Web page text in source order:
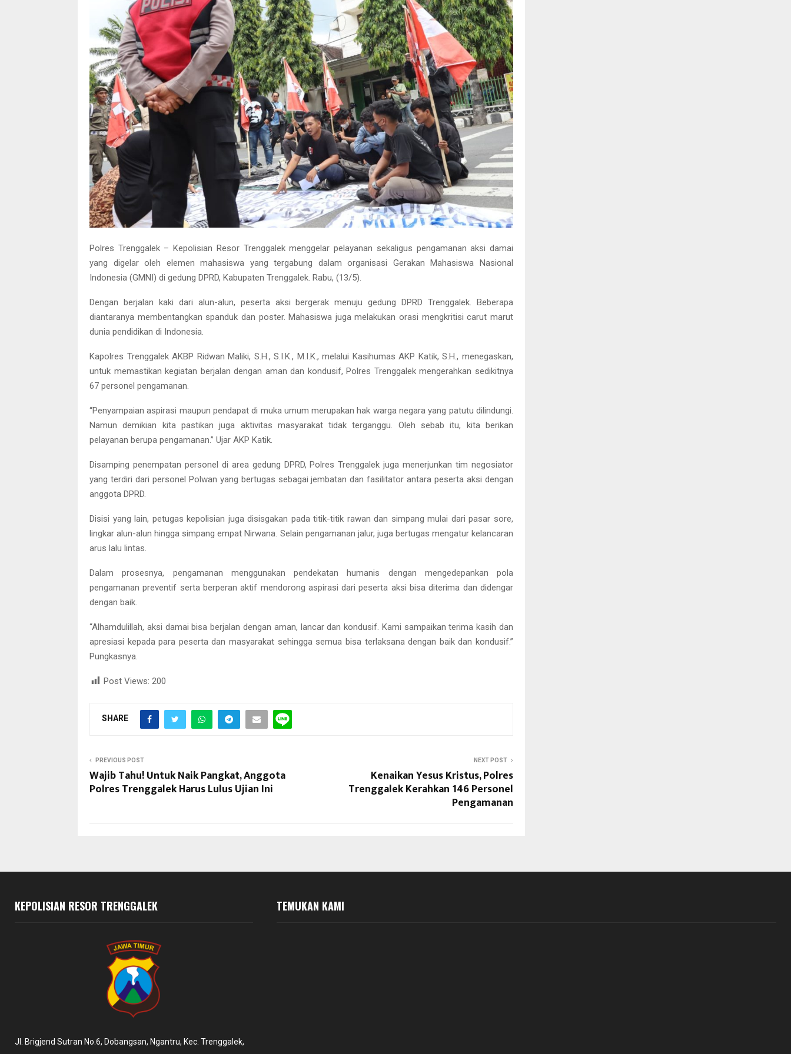
Polres Trenggalek – Kepolisian Resor Trenggalek menggelar pelayanan sekaligus pengamanan aksi damai
yang digelar oleh elemen mahasiswa yang tergabung dalam organisasi Gerakan Mahasiswa Nasional
Indonesia (GMNI) di gedung DPRD, Kabupaten Trenggalek. Rabu, (13/5).
Dengan berjalan kaki dari alun-alun, peserta aksi bergerak menuju gedung DPRD Trenggalek. Beberapa
diantaranya membentangkan spanduk dan poster. Mahasiswa juga melakukan orasi mengkritisi carut marut
dunia pendidikan di Indonesia.
Kapolres Trenggalek AKBP Ridwan Maliki, S.H., S.I.K., M.I.K., melalui Kasihumas AKP Katik, S.H., menegaskan,
untuk memastikan kegiatan berjalan dengan aman dan kondusif, Polres Trenggalek mengerahkan sedikitnya
67 personel pengamanan.
“Penyampaian aspirasi maupun pendapat di muka umum merupakan hak warga negara yang patutu dilindungi.
Namun demikian kita pastikan juga aktivitas masyarakat tidak terganggu. Oleh sebab itu, kita berikan
pelayanan berupa pengamanan.” Ujar AKP Katik.
Disamping penempatan personel di area gedung DPRD, Polres Trenggalek juga menerjunkan tim negosiator
yang terdiri dari personel Polwan yang bertugas sebagai jembatan dan fasilitator antara peserta aksi dengan
anggota DPRD.
Disisi yang lain, petugas kepolisian juga disisgakan pada titik-titik rawan dan simpang mulai dari pasar sore,
lingkar alun-alun hingga simpang empat Nirwana. Selain pengamanan jalur, juga bertugas mengatur kelancaran
arus lalu lintas.
Dalam prosesnya, pengamanan menggunakan pendekatan humanis dengan mengedepankan pola
pengamanan preventif serta berperan aktif mendorong aspirasi dari peserta aksi bisa diterima dan didengar
dengan baik.
“Alhamdulillah, aksi damai bisa berjalan dengan aman, lancar dan kondusif. Kami sampaikan terima kasih dan
apresiasi kepada para peserta dan masyarakat sehingga semua bisa terlaksana dengan baik dan kondusif.”
Pungkasnya.
Post Views: 200
SHARE
PREVIOUS POST
Wajib Tahu! Untuk Naik Pangkat, Anggota
Polres Trenggalek Harus Lulus Ujian Ini
NEXT POST
Kenaikan Yesus Kristus, Polres
Trenggalek Kerahkan 146 Personel
Pengamanan
KEPOLISIAN RESOR TRENGGALEK
Jl. Brigjend Sutran No.6, Dobangsan, Ngantru, Kec. Trenggalek,
TEMUKAN KAMI